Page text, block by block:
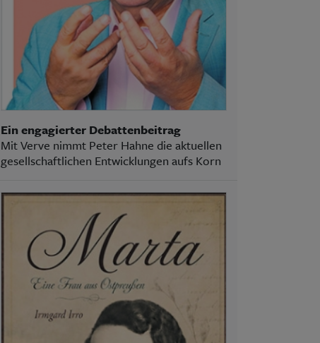
Ein engagierter Debattenbeitrag
Mit Verve nimmt Peter Hahne die aktuellen
gesellschaftlichen Entwicklungen aufs Korn